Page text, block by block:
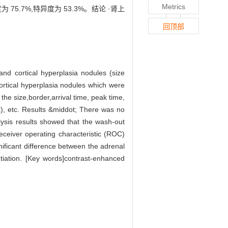
75.7%,特异度为 53.3%。结论 ·肾上
cortical hyperplasia nodules (size
hyperplasia nodules which were
size,border,arrival time, peak time,
etc. Results &middot; There was no
results showed that the wash-out
operating characteristic (ROC)
difference between the adrenal
[Key words]contrast-enhanced
Metrics
回顶部